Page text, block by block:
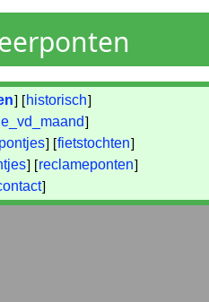
] [ historisch]
]
] [fietstochten]
] [reclameponten]
]